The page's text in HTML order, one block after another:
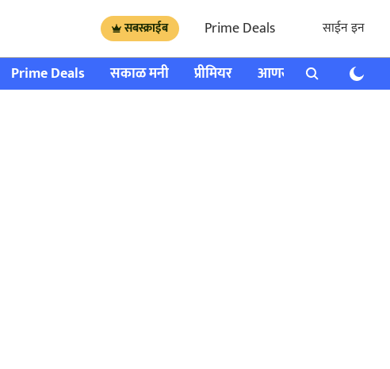
सबस्क्राईब Prime Deals साईन इन
Prime Deals सकाळ मनी प्रीमियर आणखी राशी भविष्य